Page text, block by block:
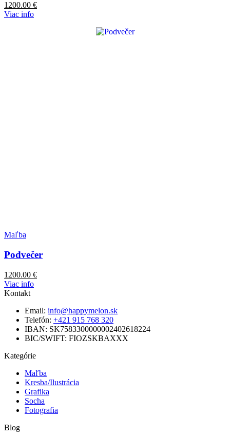
1200.00 €
Viac info
Maľba
Podvečer
1200.00 €
Viac info
Kontakt
Email: info@happymelon.sk
Telefón: +421 915 768 320
IBAN: SK7583300000002402618224
BIC/SWIFT: FIOZSKBAXXX
Kategórie
Maľba
Kresba/Ilustrácia
Grafika
Socha
Fotografia
Blog